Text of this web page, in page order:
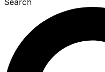
Search